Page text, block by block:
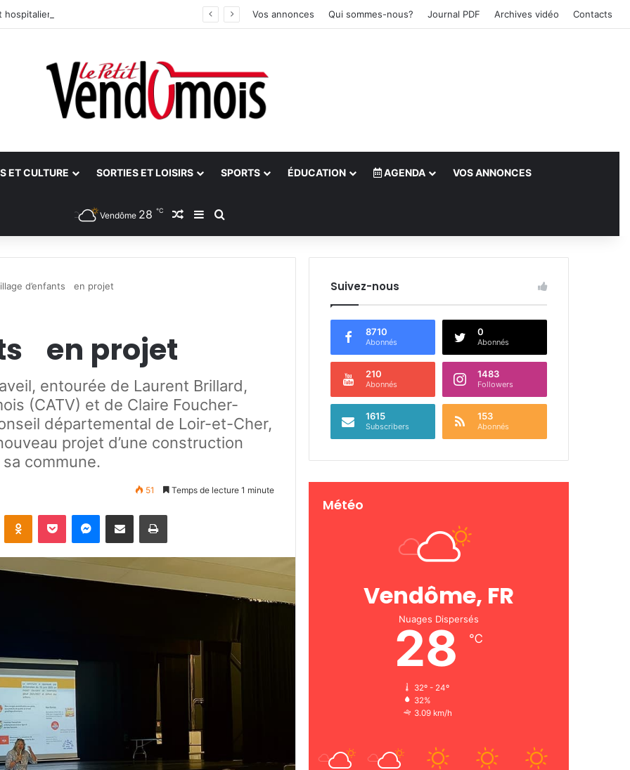
du site unique Vos annonces Qui sommes-nous? Journal PDF Archives vidéo Contacts
ET CULTURE SORTIES ET LOISIRS SPORTS ÉDUCATION AGENDA VOS ANNONCES
Vendôme 28 ℃ Article Aléatoire
Sidebar (barre latérale)
d’enfants en projet
en projet
entourée de Laurent Brillard,
(CATV) et de Claire Foucher-
départemental de Loir-et-Cher,
projet d’une construction
sa commune.
51 Temps de lecture 1 minute
Suivez-nous
8710
Abonnés
0
Abonnés
210
Abonnés
1483
Followers
1615
Subscribers
153
Abonnés
Météo
Vendôme, FR
Nuages Dispersés
28 ℃
32º - 24º
32%
3.09 km/h